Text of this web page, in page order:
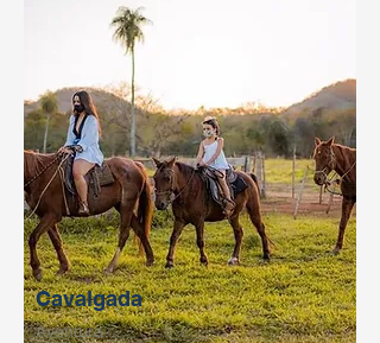
Cavalgada
Aventura